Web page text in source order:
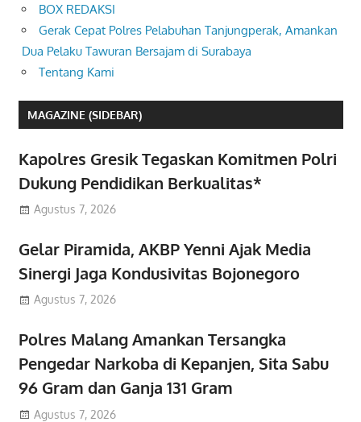
BOX REDAKSI
Gerak Cepat Polres Pelabuhan Tanjungperak, Amankan
Dua Pelaku Tawuran Bersajam di Surabaya
Tentang Kami
MAGAZINE (SIDEBAR)
Kapolres Gresik Tegaskan Komitmen Polri
Dukung Pendidikan Berkualitas*
Agustus 7, 2026
Gelar Piramida, AKBP Yenni Ajak Media
Sinergi Jaga Kondusivitas Bojonegoro
Agustus 7, 2026
Polres Malang Amankan Tersangka
Pengedar Narkoba di Kepanjen, Sita Sabu
96 Gram dan Ganja 131 Gram
Agustus 7, 2026